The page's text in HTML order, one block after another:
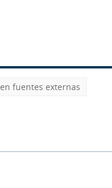
fuentes externas